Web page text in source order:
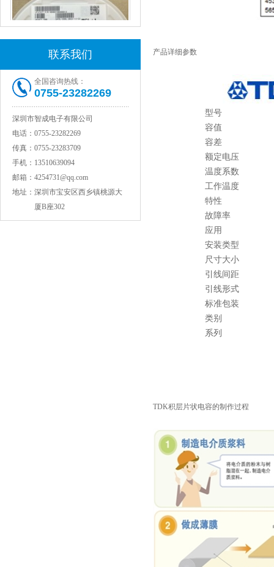
村田电感LQW15AN47NG80D
联系我们
全国咨询热线：
0755-23282269
深圳市智成电子有限公司
电话： 0755-23282269
传真： 0755-23283709
手机： 13510639094
邮箱： 4254731@qq.com
地址： 深圳市宝安区西乡镇桃源大
厦B座302
产品详细参数
型号
容值
容差
额定电压
温度系数
工作温度
特性
故障率
应用
安装类型
尺寸大小
引线间距
引线形式
标准包装
类别
系列
TDK积层片状电容的制作过程